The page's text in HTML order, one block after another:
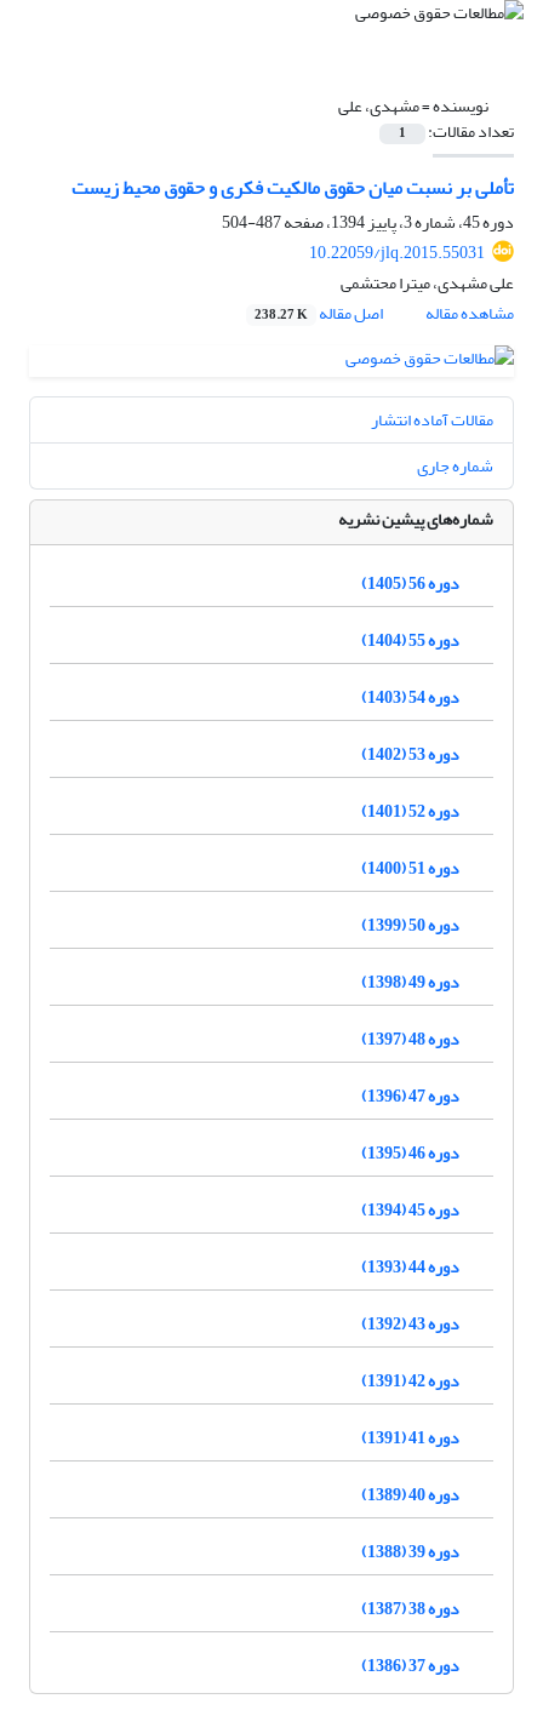
نویسنده =مشهدی، علی
تعداد مقالات: 1
تأملی بر نسبت میان حقوق مالکیت فکری و حقوق محیط زیست
دوره 45، شماره 3، پاییز 1394، صفحه
487-504
10.22059/jlq.2015.55031
علی مشهدی، میترا محتشمی
مشاهده مقاله
اصل مقاله 238.27 K
مقالات آماده انتشار
شماره جاری
شماره‌های پیشین نشریه
دوره 56 (1405)
دوره 55 (1404)
دوره 54 (1403)
دوره 53 (1402)
دوره 52 (1401)
دوره 51 (1400)
دوره 50 (1399)
دوره 49 (1398)
دوره 48 (1397)
دوره 47 (1396)
دوره 46 (1395)
دوره 45 (1394)
دوره 44 (1393)
دوره 43 (1392)
دوره 42 (1391)
دوره 41 (1391)
دوره 40 (1389)
دوره 39 (1388)
دوره 38 (1387)
دوره 37 (1386)